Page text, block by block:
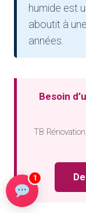
humide est
aboutit à
années.
Besoin
TB
1